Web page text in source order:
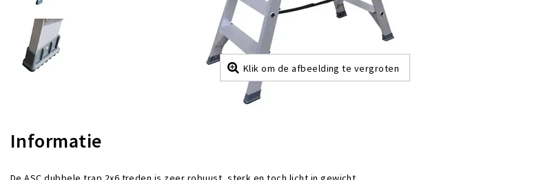
Klik om de afbeelding te vergroten
Informatie